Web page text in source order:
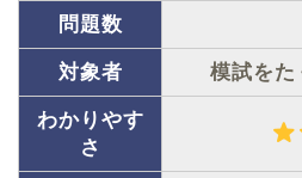
問題数
対象者 模試をた
わかりやす
さ